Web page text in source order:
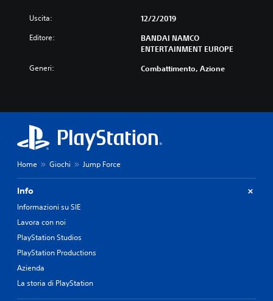
Uscita: 12/2/2019
Editore:
BANDAI NAMCO
ENTERTAINMENT EUROPE
Generi: Combattimento, Azione
Home Giochi Jump Force
Info
Informazioni su SIE
Lavora con noi
PlayStation Studios
PlayStation Productions
Azienda
La storia di PlayStation